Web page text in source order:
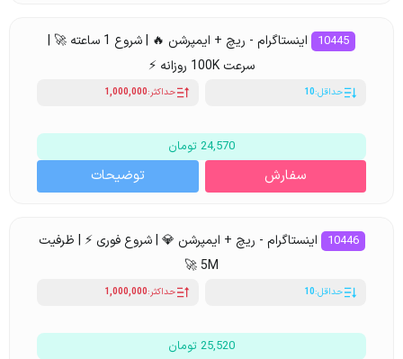
10445
اینستاگرام - ریچ + ایمپرشن 🔥 | شروع 1 ساعته 🚀 |
سرعت 100K روزانه ⚡
حداقل:10 حداکثر:1,000,000
24,570 تومان
سفارش توضیحات
10446
اینستاگرام - ریچ + ایمپرشن 💎 | شروع فوری ⚡ | ظرفیت
5M 🚀
حداقل:10 حداکثر:1,000,000
25,520 تومان